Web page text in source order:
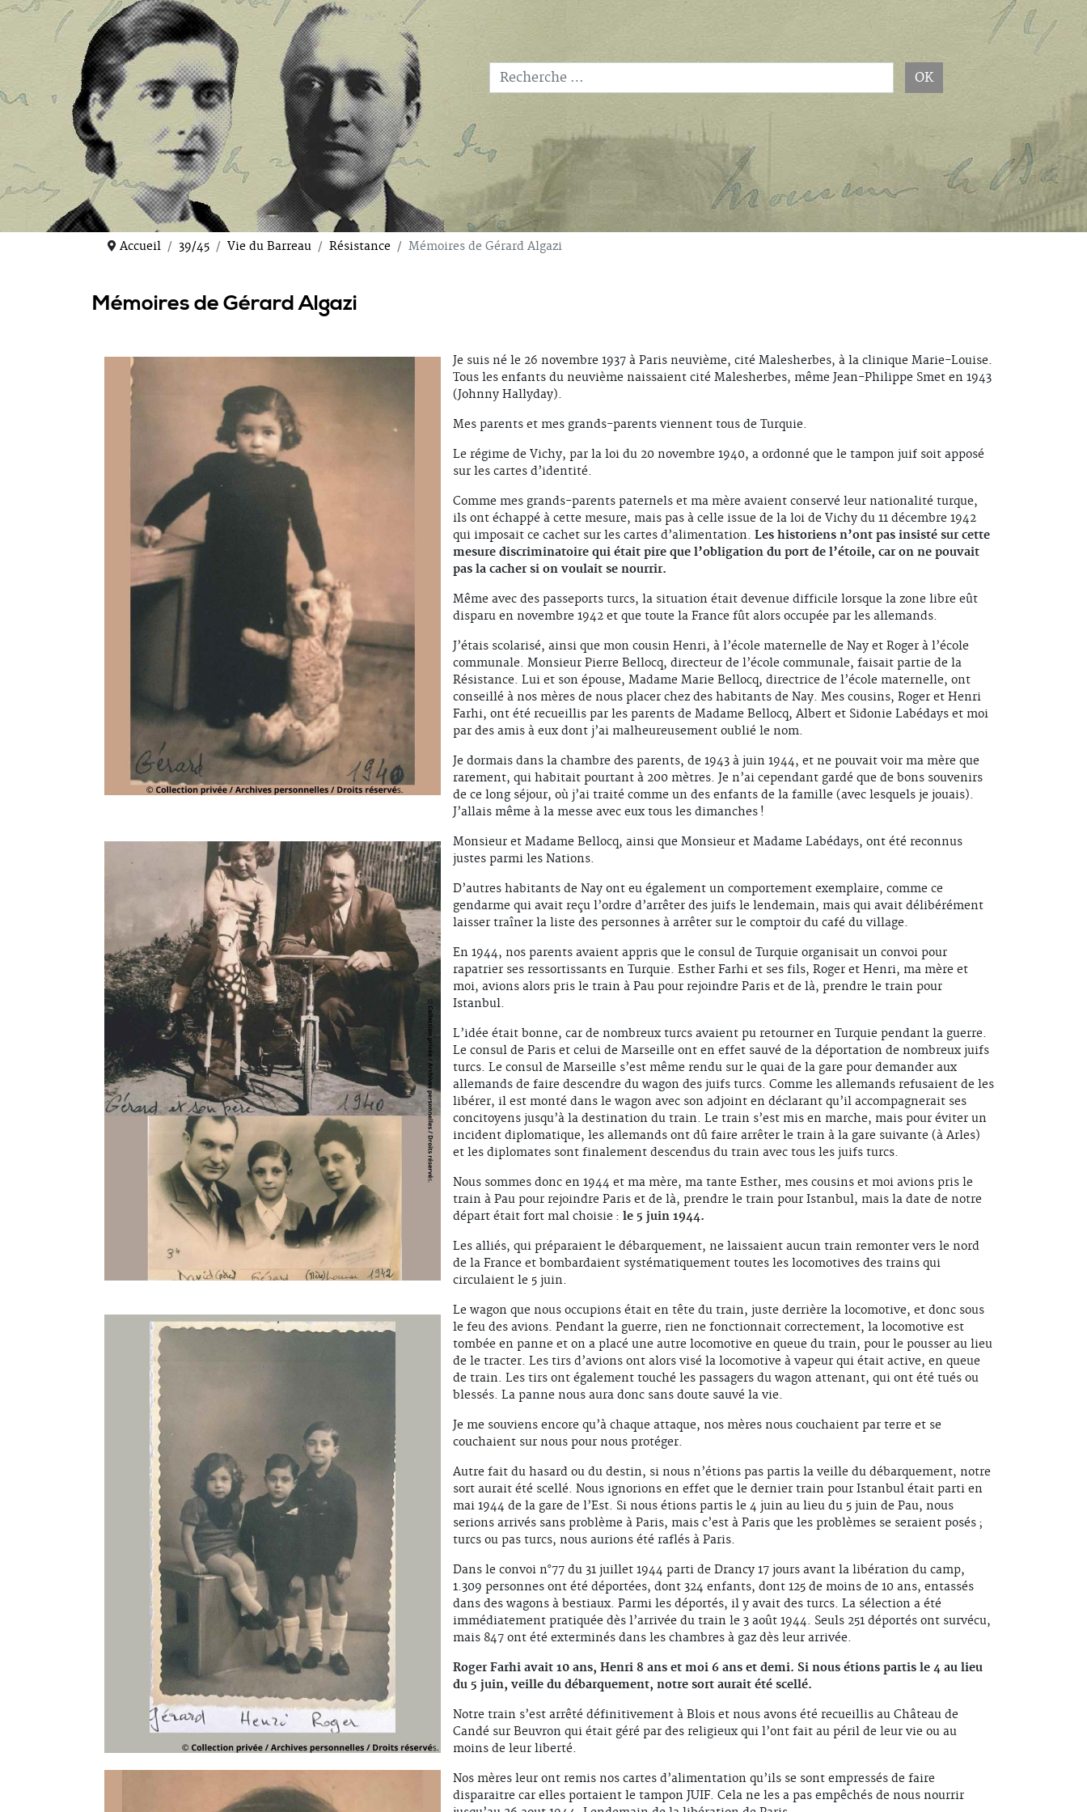
Recherche OK
Accueil 39/45 Vie du Barreau Résistance Mémoires de Gérard Algazi
Mémoires de Gérard Algazi
Je suis né le 26 novembre 1937 à Paris neuvième, cité Malesherbes, à la clinique Marie-Louise.
Tous les enfants du neuvième naissaient cité Malesherbes, même Jean-Philippe Smet en 1943
(Johnny Hallyday).
Mes parents et mes grands-parents viennent tous de Turquie.
Le régime de Vichy, par la loi du 20 novembre 1940, a ordonné que le tampon juif soit apposé
sur les cartes d’identité.
Comme mes grands-parents paternels et ma mère avaient conservé leur nationalité turque,
ils ont échappé à cette mesure, mais pas à celle issue de la loi de Vichy du 11 décembre 1942
qui imposait ce cachet sur les cartes d’alimentation.Les historiens n’ont pas insisté sur cette
mesure discriminatoire qui était pire que l’obligation du port de l’étoile, car on ne pouvait
pas la cacher si on voulait se nourrir.
Même avec des passeports turcs, la situation était devenue difficile lorsque la zone libre eût
disparu en novembre 1942 et que toute la France fût alors occupée par les allemands.
J’étais scolarisé, ainsi que mon cousin Henri, à l’école maternelle de Nay et Roger à l’école
communale. Monsieur Pierre Bellocq, directeur de l’école communale, faisait partie de la
Résistance. Lui et son épouse, Madame Marie Bellocq, directrice de l’école maternelle, ont
conseillé à nos mères de nous placer chez des habitants de Nay. Mes cousins, Roger et Henri
Farhi, ont été recueillis par les parents de Madame Bellocq, Albert et Sidonie Labédays et moi
par des amis à eux dont j’ai malheureusement oublié le nom.
Je dormais dans la chambre des parents, de 1943 à juin 1944, et ne pouvait voir ma mère que
rarement, qui habitait pourtant à 200 mètres. Je n’ai cependant gardé que de bons souvenirs
de ce long séjour, où j’ai traité comme un des enfants de la famille (avec lesquels je jouais).
J’allais même à la messe avec eux tous les dimanches !
Monsieur et Madame Bellocq, ainsi que Monsieur et Madame Labédays, ont été reconnus
justes parmi les Nations.
D’autres habitants de Nay ont eu également un comportement exemplaire, comme ce
gendarme qui avait reçu l’ordre d’arrêter des juifs le lendemain, mais qui avait délibérément
laisser traîner la liste des personnes à arrêter sur le comptoir du café du village.
En 1944, nos parents avaient appris que le consul de Turquie organisait un convoi pour
rapatrier ses ressortissants en Turquie. Esther Farhi et ses fils, Roger et Henri, ma mère et
moi, avions alors pris le train à Pau pour rejoindre Paris et de là, prendre le train pour
Istanbul.
L’idée était bonne, car de nombreux turcs avaient pu retourner en Turquie pendant la guerre.
Le consul de Paris et celui de Marseille ont en effet sauvé de la déportation de nombreux juifs
turcs. Le consul de Marseille s’est même rendu sur le quai de la gare pour demander aux
allemands de faire descendre du wagon des juifs turcs. Comme les allemands refusaient de les
libérer, il est monté dans le wagon avec son adjoint en déclarant qu’il accompagnerait ses
concitoyens jusqu’à la destination du train. Le train s’est mis en marche, mais pour éviter un
incident diplomatique, les allemands ont dû faire arrêter le train à la gare suivante (à Arles)
et les diplomates sont finalement descendus du train avec tous les juifs turcs.
Nous sommes donc en 1944 et ma mère, ma tante Esther, mes cousins et moi avions pris le
train à Pau pour rejoindre Paris et de là, prendre le train pour Istanbul, mais la date de notre
départ était fort mal choisie :le 5 juin 1944.
Les alliés, qui préparaient le débarquement, ne laissaient aucun train remonter vers le nord
de la France et bombardaient systématiquement toutes les locomotives des trains qui
circulaient le 5 juin.
Le wagon que nous occupions était en tête du train, juste derrière la locomotive, et donc sous
le feu des avions. Pendant la guerre, rien ne fonctionnait correctement, la locomotive est
tombée en panne et on a placé une autre locomotive en queue du train, pour le pousser au lieu
de le tracter. Les tirs d’avions ont alors visé la locomotive à vapeur qui était active, en queue
de train. Les tirs ont également touché les passagers du wagon attenant, qui ont été tués ou
blessés. La panne nous aura donc sans doute sauvé la vie.
Je me souviens encore qu’à chaque attaque, nos mères nous couchaient par terre et se
couchaient sur nous pour nous protéger.
Autre fait du hasard ou du destin, si nous n’étions pas partis la veille du débarquement, notre
sort aurait été scellé. Nous ignorions en effet que le dernier train pour Istanbul était parti en
mai 1944 de la gare de l’Est. Si nous étions partis le 4 juin au lieu du 5 juin de Pau, nous
serions arrivés sans problème à Paris, mais c’est à Paris que les problèmes se seraient posés ;
turcs ou pas turcs, nous aurions été raflés à Paris.
Dans le convoi n°77 du 31 juillet 1944 parti de Drancy 17 jours avant la libération du camp,
1.309 personnes ont été déportées, dont 324 enfants, dont 125 de moins de 10 ans, entassés
dans des wagons à bestiaux. Parmi les déportés, il y avait des turcs. La sélection a été
immédiatement pratiquée dès l’arrivée du train le 3 août 1944. Seuls 251 déportés ont survécu,
mais 847 ont été exterminés dans les chambres à gaz dès leur arrivée.
Roger Farhi avait 10 ans, Henri 8 ans et moi 6 ans et demi. Si nous étions partis le 4 au lieu
du 5 juin, veille du débarquement, notre sort aurait été scellé.
Notre train s’est arrêté définitivement à Blois et nous avons été recueillis au Château de
Candé sur Beuvron qui était géré par des religieux qui l’ont fait au péril de leur vie ou au
moins de leur liberté.
Nos mères leur ont remis nos cartes d’alimentation qu’ils se sont empressés de faire
disparaitre car elles portaient le tampon JUIF. Cela ne les a pas empêchés de nous nourrir